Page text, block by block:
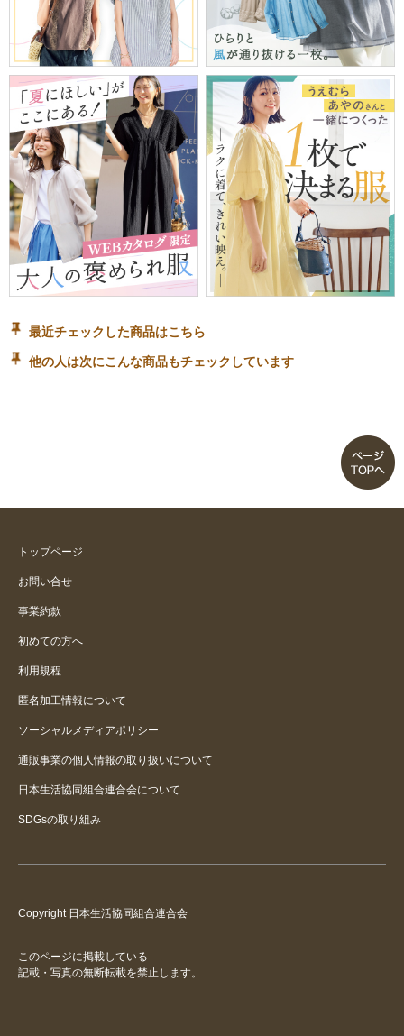
最近チェックした商品はこちら
他の人は次にこんな商品もチェックしています
トップページ
お問い合せ
事業約款
初めての方へ
利用規程
匿名加工情報について
ソーシャルメディアポリシー
通販事業の個人情報の取り扱いについて
日本生活協同組合連合会について
SDGsの取り組み
Copyright 日本生活協同組合連合会
このページに掲載している
記載・写真の無断転載を禁止します。